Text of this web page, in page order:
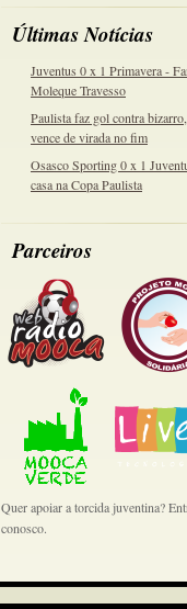
Últimas Notícias
Juventus 0 x 1 Primavera -
Moleque Travesso
Paulista faz gol contra
vence de virada no fim
Osasco Sporting 0 x 1
casa na Copa Paulista
Parceiros
Quer apoiar a torcida juventina?
conosco.